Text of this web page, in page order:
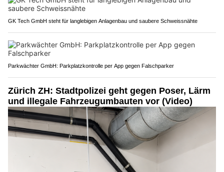
GK Tech GmbH steht für langlebigen Anlagenbau und saubere Schweissnähte
Parkwächter GmbH: Parkplatzkontrolle per App gegen Falschparker
Zürich ZH: Stadtpolizei geht gegen Poser, Lärm
und illegale Fahrzeugumbauten vor (Video)